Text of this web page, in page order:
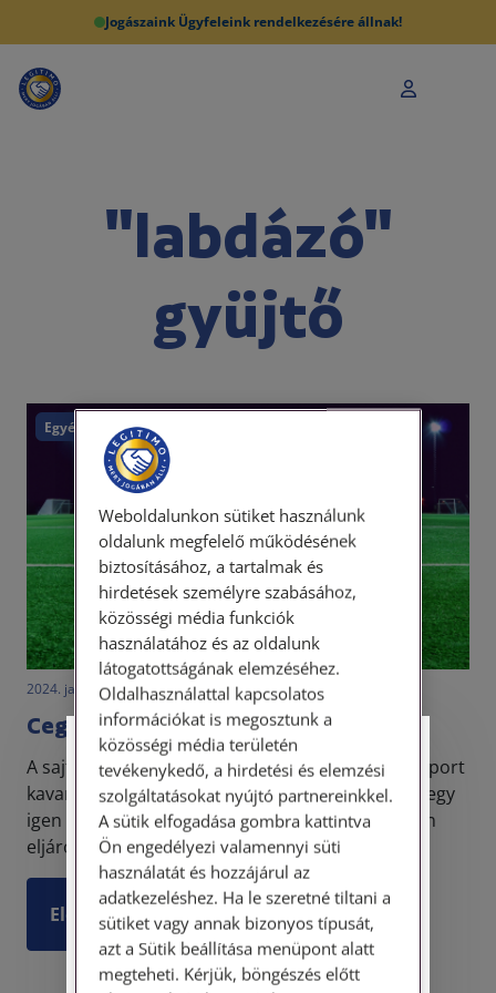
Jogászaink Ügyfeleink rendelkezésére állnak!
"labdázó"
gyüjtő
Egyéb
2024. január 15. • LegitiMoadmin
Ceglédi focipályák – döntött a kúria
A sajtóban, illetve a közösségi médiában is nagy port
kavart a ceglédi focipályák ügye. Mint ismeretes egy
igen hosszú bírósági eljárás végén a másodfokon
eljáró bíróság arra kötelezte az önkormány...
Elolvasom
Személyes ügyfélfogadás
Tisztelt Ügyfeleink!
Személyes ügyfélszolgálatunk telefonon
történő előzetes időpontegyeztetés után,
szerdai napokon érhető el.
Címünk: 1087 Budapest, Hungária körút
30/A. 8. emelet. Pontos megközelítési
útmutatónk a Kapcsolat – Elérhetőségeink
Weboldalunkon sütiket használunk
oldalunk megfelelő működésének
biztosításához, a tartalmak és
hirdetések személyre szabásához,
közösségi média funkciók
használatához és az oldalunk
látogatottságának elemzéséhez.
Oldalhasználattal kapcsolatos
információkat is megosztunk a
közösségi média területén
tevékenykedő, a hirdetési és elemzési
szolgáltatásokat nyújtó partnereinkkel.
A sütik elfogadása gombra kattintva
Ön engedélyezi valamennyi süti
használatát és hozzájárul az
adatkezeléshez. Ha le szeretné tiltani a
sütiket vagy annak bizonyos típusát,
azt a Sütik beállítása menüpont alatt
megteheti. Kérjük, böngészés előtt